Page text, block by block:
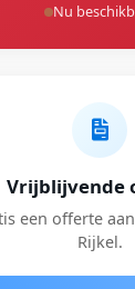
Nu
Vrijblijvende
een offerte
Rijkel.